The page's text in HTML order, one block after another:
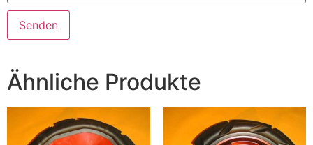
Ähnliche Produkte